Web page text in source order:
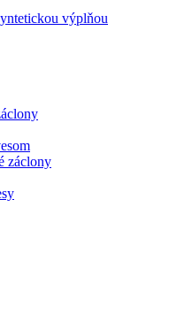
výplňou
záclony